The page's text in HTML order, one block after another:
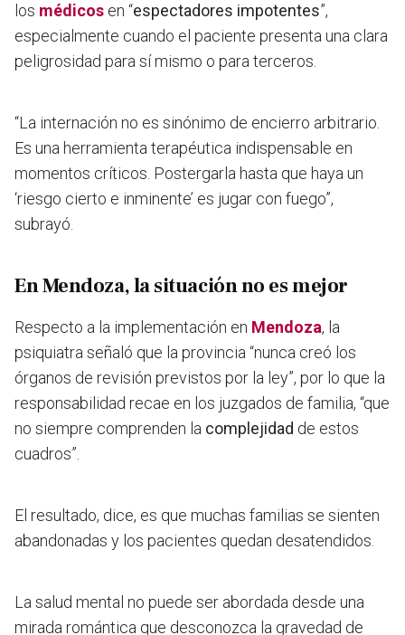
los médicos en “espectadores impotentes”,
especialmente cuando el paciente presenta una clara
peligrosidad para sí mismo o para terceros.
“La internación no es sinónimo de encierro arbitrario.
Es una herramienta terapéutica indispensable en
momentos críticos. Postergarla hasta que haya un
‘riesgo cierto e inminente’ es jugar con fuego”,
subrayó.
En Mendoza, la situación no es mejor
Respecto a la implementación en Mendoza, la
psiquiatra señaló que la provincia “nunca creó los
órganos de revisión previstos por la ley”, por lo que la
responsabilidad recae en los juzgados de familia, “que
no siempre comprenden la complejidad de estos
cuadros”.
El resultado, dice, es que muchas familias se sienten
abandonadas y los pacientes quedan desatendidos.
La salud mental no puede ser abordada desde una
mirada romántica que desconozca la gravedad de